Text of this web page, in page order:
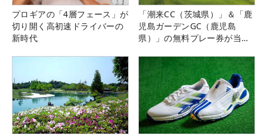
プロギアの「4層フェース」が
切り開く高初速ドライバーの
新時代
「潮来CC（茨城県）」＆「鹿
児島ガーデンGC（鹿児島
県）」の無料プレー券が当た